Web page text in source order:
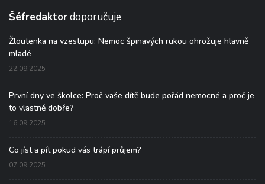
Šéfredaktordoporučuje
Žloutenka na vzestupu: Nemoc špinavých rukou ohrožuje hlavně
mladé
22.09.2025
První dny ve školce: Proč vaše dítě bude pořád nemocné a proč je
to vlastně dobře?
16.09.2025
Co jíst a pít pokud vás trápí průjem?
07.09.2025